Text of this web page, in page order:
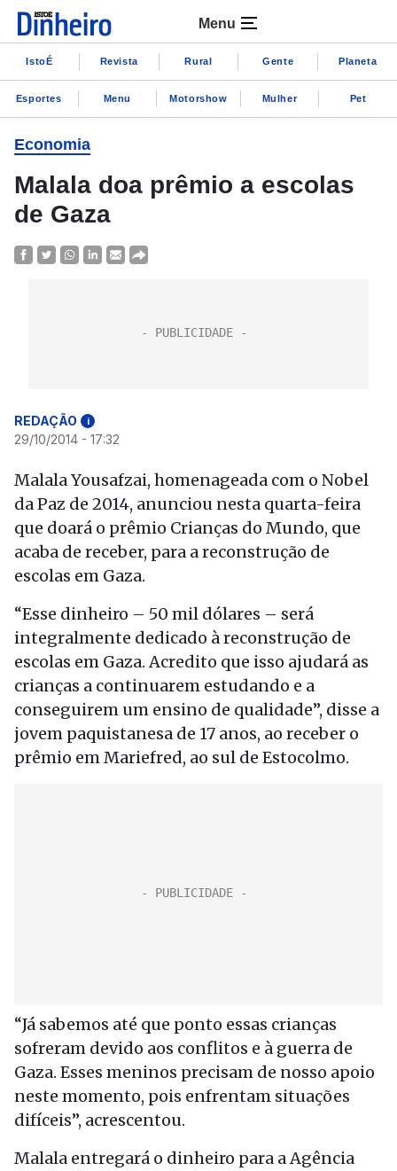
Menu
IstoÉ Revista Rural Gente Planeta
Esportes Menu Motorshow Mulher Pet
Economia
Malala doa prêmio a escolas
de Gaza
REDAÇÃO i
29/10/2014 - 17:32
Malala Yousafzai, homenageada com o Nobel
da Paz de 2014, anunciou nesta quarta-feira
que doará o prêmio Crianças do Mundo, que
acaba de receber, para a reconstrução de
escolas em Gaza.
“Esse dinheiro – 50 mil dólares – será
integralmente dedicado à reconstrução de
escolas em Gaza. Acredito que isso ajudará as
crianças a continuarem estudando e a
conseguirem um ensino de qualidade”, disse a
jovem paquistanesa de 17 anos, ao receber o
prêmio em Mariefred, ao sul de Estocolmo.
“Já sabemos até que ponto essas crianças
sofreram devido aos conflitos e à guerra de
Gaza. Esses meninos precisam de nosso apoio
neste momento, pois enfrentam situações
difíceis”, acrescentou.
Malala entregará o dinheiro para a Agência